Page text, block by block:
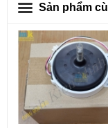
Sản phẩm